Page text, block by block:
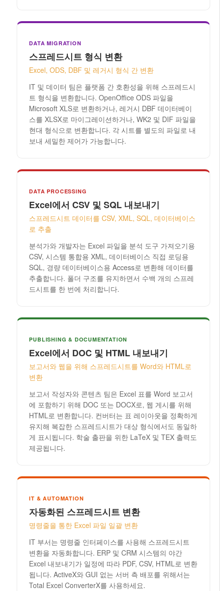
DATA MIGRATION
스프레드시트 형식 변환
Excel, ODS, DBF 및 레거시 형식 간 변환
IT 및 데이터 팀은 플랫폼 간 호환성을 위해 스프레드시
트 형식을 변환합니다. OpenOffice ODS 파일을
Microsoft XLS로 변환하거나, 레거시 DBF 데이터베이
스를 XLSX로 마이그레이션하거나, WK2 및 DIF 파일을
현대 형식으로 변환합니다. 각 시트를 별도의 파일로 내
보내 세밀한 제어가 가능합니다.
DATA PROCESSING
Excel에서 CSV 및 SQL 내보내기
스프레드시트 데이터를 CSV, XML, SQL, 데이터베이스
로 추출
분석가와 개발자는 Excel 파일을 분석 도구 가져오기용
CSV, 시스템 통합용 XML, 데이터베이스 직접 로딩용
SQL, 경량 데이터베이스용 Access로 변환해 데이터를
추출합니다. 폴더 구조를 유지하면서 수백 개의 스프레
드시트를 한 번에 처리합니다.
PUBLISHING & DOCUMENTATION
Excel에서 DOC 및 HTML 내보내기
보고서와 웹을 위해 스프레드시트를 Word와 HTML로
변환
보고서 작성자와 콘텐츠 팀은 Excel 표를 Word 보고서
에 포함하기 위해 DOC 또는 DOCX로, 웹 게시를 위해
HTML로 변환합니다. 컨버터는 표 레이아웃을 정확하게
유지해 복잡한 스프레드시트가 대상 형식에서도 동일하
게 표시됩니다. 학술 출판을 위한 LaTeX 및 TEX 출력도
제공됩니다.
IT & AUTOMATION
자동화된 스프레드시트 변환
명령줄을 통한 Excel 파일 일괄 변환
IT 부서는 명령줄 인터페이스를 사용해 스프레드시트
변환을 자동화합니다. ERP 및 CRM 시스템의 야간
Excel 내보내기가 일정에 따라 PDF, CSV, HTML로 변환
됩니다. ActiveX와 GUI 없는 서버 측 배포를 위해서는
Total Excel ConverterX를 사용하세요.